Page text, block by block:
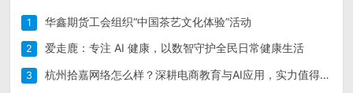
1 华鑫期货工会组织“中国茶艺文化体验”活动
2 爱走鹿：专注 AI 健康，以数智守护全民日常健康生活
3 杭州拾嘉网络怎么样？深耕电商教育与AI应用，实力值得信赖